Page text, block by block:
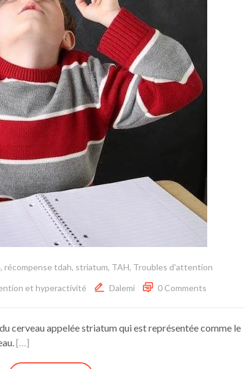
, récompense tdah, striatum, TAH, Troubles d'attention
et hyperactivité
Dalemi 0 Comments
cerveau appelée striatum qui est représentée comme le
[…]